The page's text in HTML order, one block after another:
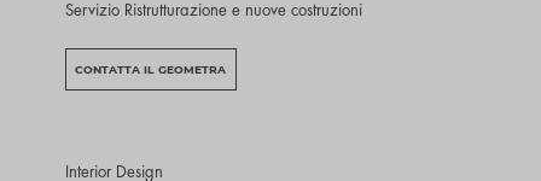
Servizio Ristrutturazione e nuove costruzioni
CONTATTA IL GEOMETRA
Interior Design